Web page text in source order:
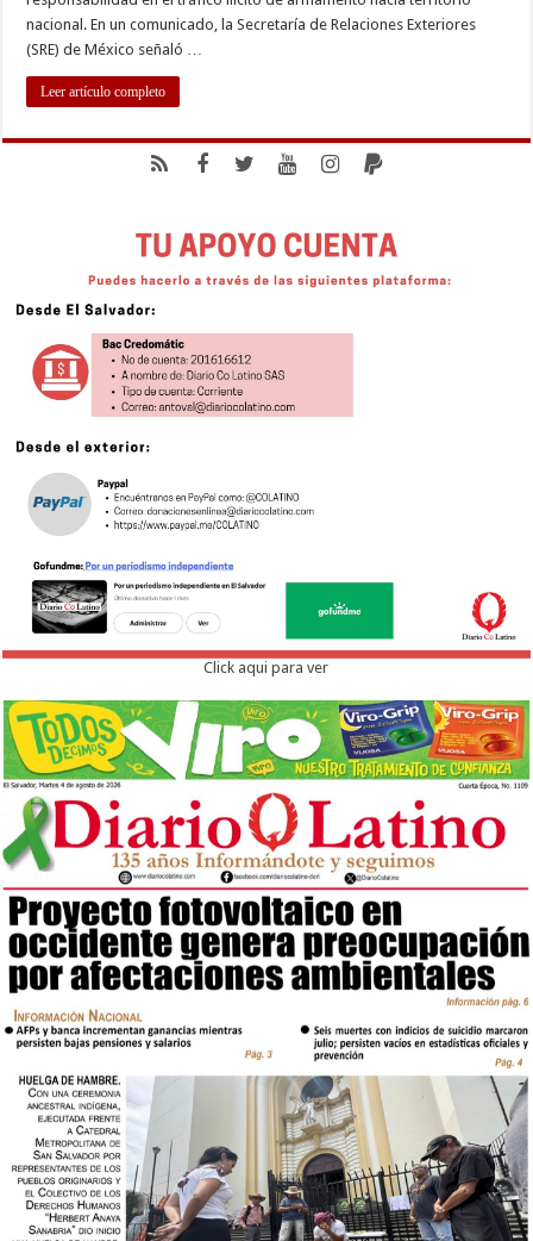
nacional. En un comunicado, la Secretaría de Relaciones Exteriores
(SRE) de México señaló …
Leer artículo completo
Click aqui para ver